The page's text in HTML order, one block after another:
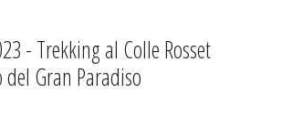
- Trekking al Colle Rosset
Gran Paradiso